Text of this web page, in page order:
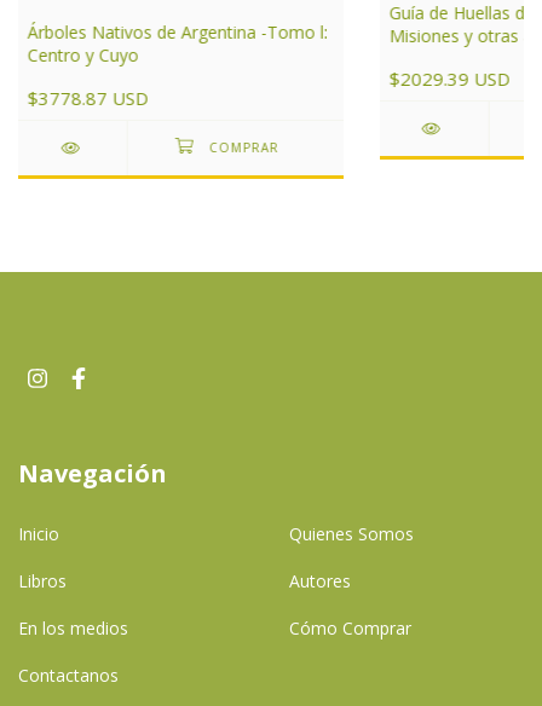
Árboles Nativos de Argentina -Tomo l:
Centro y Cuyo
$3778.87 USD
Guía de Huellas
Misiones y otras
$2029.39 USD
Navegación
Inicio Quienes Somos
Libros Autores
En los medios Cómo Comprar
Contactanos